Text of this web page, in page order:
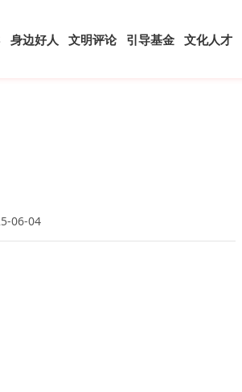
身边好人 文明评论 引导基金 文化人才
06-04